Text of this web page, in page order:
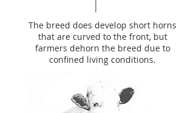
The breed does develop short horns
that are curved to the front, but
farmers dehorn the breed due to
confined living conditions.